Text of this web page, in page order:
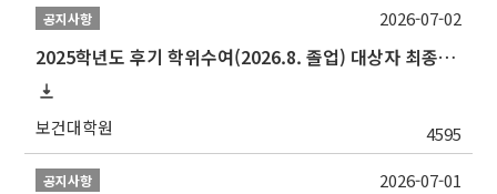
공지사항
2025학년도 후기 학위수여(2026.8. 졸업) 대상자 최종인준 논문 제출 안내
보건대학원 4595
2026-07-02
공지사항 2026-07-01